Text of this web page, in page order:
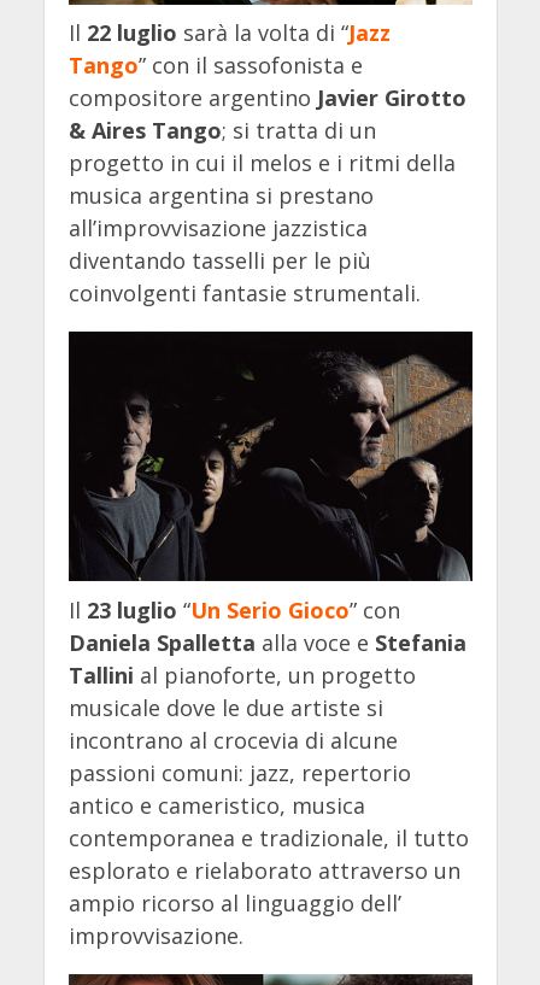
Il 22 luglio sarà la volta di “Jazz
Tango” con il sassofonista e
compositore argentino Javier Girotto
& Aires Tango; si tratta di un
progetto in cui il melos e i ritmi della
musica argentina si prestano
all’improvvisazione jazzistica
diventando tasselli per le più
coinvolgenti fantasie strumentali.
Il 23 luglio “Un Serio Gioco” con
Daniela Spalletta alla voce e Stefania
Tallini al pianoforte, un progetto
musicale dove le due artiste si
incontrano al crocevia di alcune
passioni comuni: jazz, repertorio
antico e cameristico, musica
contemporanea e tradizionale, il tutto
esplorato e rielaborato attraverso un
ampio ricorso al linguaggio dell’
improvvisazione.